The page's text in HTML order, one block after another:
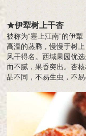
★伊犁树上干杏
被称为“塞上江南”的伊
高温的蒸腾，慢慢于树
风干得名。西域果园优
而不腻，果香突出。杏
品不同，不易生虫，不易